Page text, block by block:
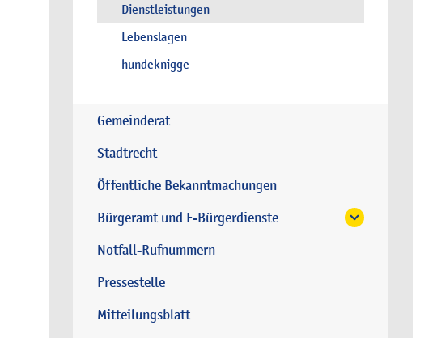
Dienstleistungen
Lebenslagen
hundeknigge
Gemeinderat
Stadtrecht
Öffentliche Bekanntmachungen
Bürgeramt und E-Bürgerdienste
Notfall-Rufnummern
Pressestelle
Mitteilungsblatt